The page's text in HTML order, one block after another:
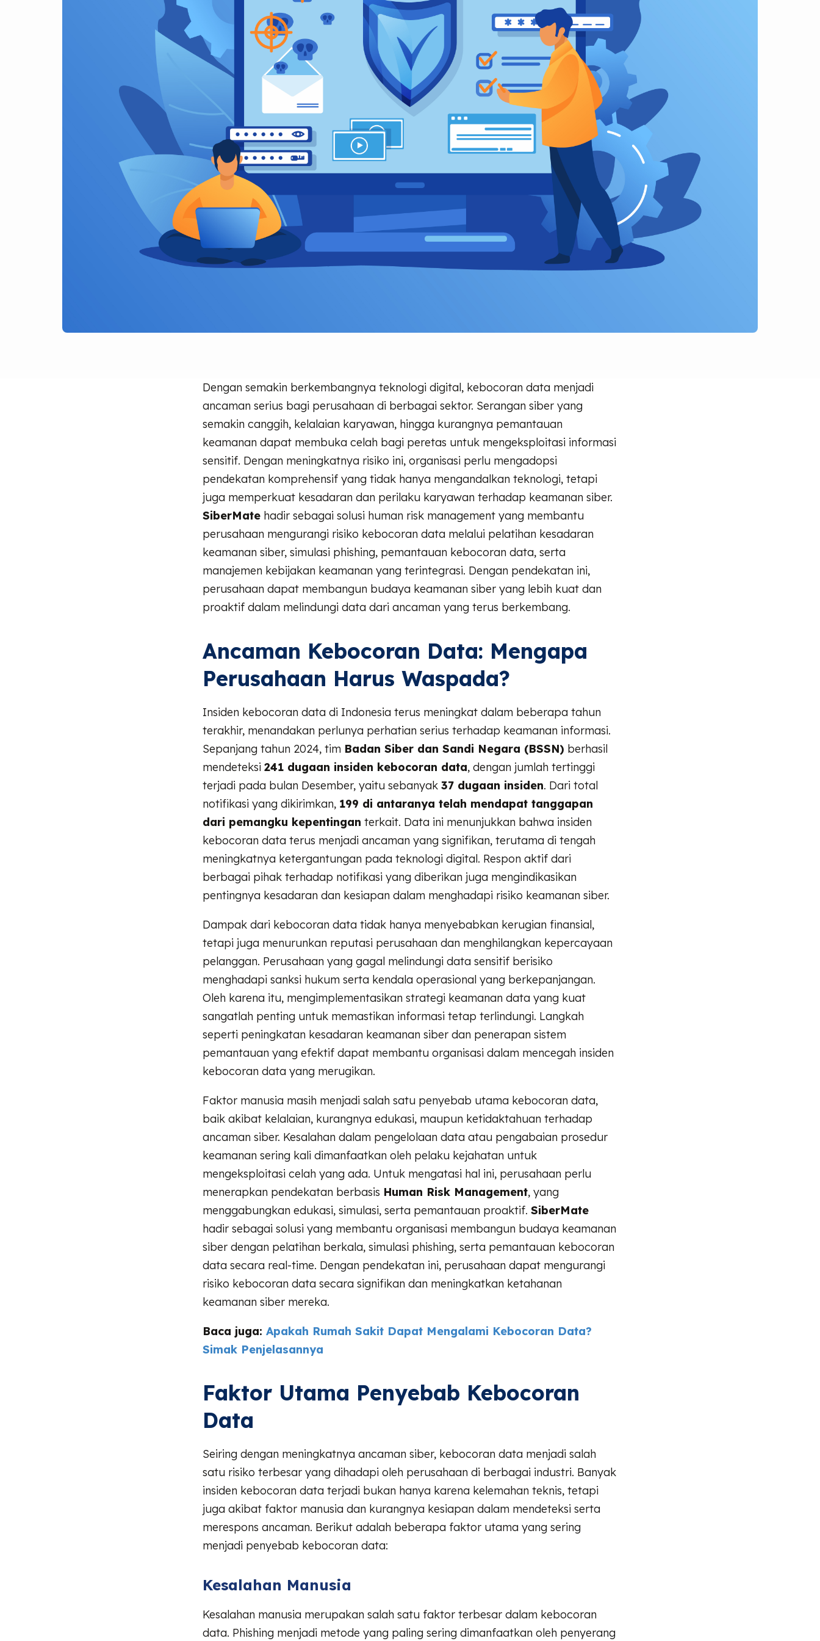
Dengan semakin berkembangnya teknologi digital, kebocoran data menjadi
ancaman serius bagi perusahaan di berbagai sektor. Serangan siber yang
semakin canggih, kelalaian karyawan, hingga kurangnya pemantauan
keamanan dapat membuka celah bagi peretas untuk mengeksploitasi informasi
sensitif. Dengan meningkatnya risiko ini, organisasi perlu mengadopsi
pendekatan komprehensif yang tidak hanya mengandalkan teknologi, tetapi
juga memperkuat kesadaran dan perilaku karyawan terhadap keamanan siber.
SiberMate hadir sebagai solusi human risk management yang membantu
perusahaan mengurangi risiko kebocoran data melalui pelatihan kesadaran
keamanan siber, simulasi phishing, pemantauan kebocoran data, serta
manajemen kebijakan keamanan yang terintegrasi. Dengan pendekatan ini,
perusahaan dapat membangun budaya keamanan siber yang lebih kuat dan
proaktif dalam melindungi data dari ancaman yang terus berkembang.
Ancaman Kebocoran Data: Mengapa
Perusahaan Harus Waspada?
Insiden kebocoran data di Indonesia terus meningkat dalam beberapa tahun
terakhir, menandakan perlunya perhatian serius terhadap keamanan informasi.
Sepanjang tahun 2024, tim Badan Siber dan Sandi Negara (BSSN) berhasil
mendeteksi 241 dugaan insiden kebocoran data, dengan jumlah tertinggi
terjadi pada bulan Desember, yaitu sebanyak 37 dugaan insiden. Dari total
notifikasi yang dikirimkan, 199 di antaranya telah mendapat tanggapan
dari pemangku kepentingan terkait. Data ini menunjukkan bahwa insiden
kebocoran data terus menjadi ancaman yang signifikan, terutama di tengah
meningkatnya ketergantungan pada teknologi digital. Respon aktif dari
berbagai pihak terhadap notifikasi yang diberikan juga mengindikasikan
pentingnya kesadaran dan kesiapan dalam menghadapi risiko keamanan siber.
Dampak dari kebocoran data tidak hanya menyebabkan kerugian finansial,
tetapi juga menurunkan reputasi perusahaan dan menghilangkan kepercayaan
pelanggan. Perusahaan yang gagal melindungi data sensitif berisiko
menghadapi sanksi hukum serta kendala operasional yang berkepanjangan.
Oleh karena itu, mengimplementasikan strategi keamanan data yang kuat
sangatlah penting untuk memastikan informasi tetap terlindungi. Langkah
seperti peningkatan kesadaran keamanan siber dan penerapan sistem
pemantauan yang efektif dapat membantu organisasi dalam mencegah insiden
kebocoran data yang merugikan.
Faktor manusia masih menjadi salah satu penyebab utama kebocoran data,
baik akibat kelalaian, kurangnya edukasi, maupun ketidaktahuan terhadap
ancaman siber. Kesalahan dalam pengelolaan data atau pengabaian prosedur
keamanan sering kali dimanfaatkan oleh pelaku kejahatan untuk
mengeksploitasi celah yang ada. Untuk mengatasi hal ini, perusahaan perlu
menerapkan pendekatan berbasis Human Risk Management, yang
menggabungkan edukasi, simulasi, serta pemantauan proaktif. SiberMate
hadir sebagai solusi yang membantu organisasi membangun budaya keamanan
siber dengan pelatihan berkala, simulasi phishing, serta pemantauan kebocoran
data secara real-time. Dengan pendekatan ini, perusahaan dapat mengurangi
risiko kebocoran data secara signifikan dan meningkatkan ketahanan
keamanan siber mereka.
Baca juga: Apakah Rumah Sakit Dapat Mengalami Kebocoran Data?
Simak Penjelasannya
Faktor Utama Penyebab Kebocoran
Data
Seiring dengan meningkatnya ancaman siber, kebocoran data menjadi salah
satu risiko terbesar yang dihadapi oleh perusahaan di berbagai industri. Banyak
insiden kebocoran data terjadi bukan hanya karena kelemahan teknis, tetapi
juga akibat faktor manusia dan kurangnya kesiapan dalam mendeteksi serta
merespons ancaman. Berikut adalah beberapa faktor utama yang sering
menjadi penyebab kebocoran data:
Kesalahan Manusia
Kesalahan manusia merupakan salah satu faktor terbesar dalam kebocoran
data. Phishing menjadi metode yang paling sering dimanfaatkan oleh penyerang